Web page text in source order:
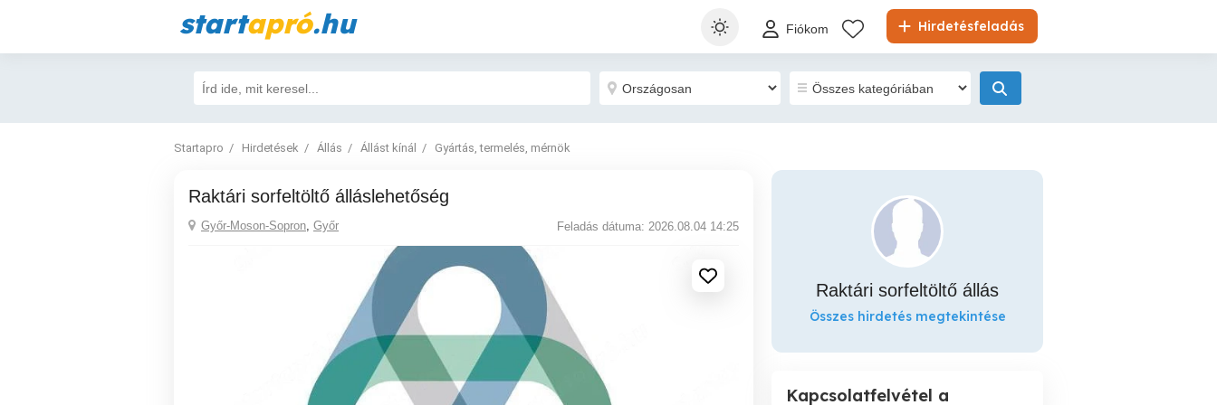
startapró.hu Hirdetésfeladás
Fiókom
Startapro Hirdetések Állás Állást kínál Gyártás, termelés, mérnök
Raktári sorfeltöltő álláslehetőség
Győr-Moson-Sopron, Győr Feladás dátuma: 2026.08.04 14:25
Raktári sorfeltöltő állás
Összes hirdetés megtekintése
Kapcsolatfelvétel a